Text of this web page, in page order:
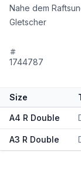
Nahe dem
Gletscher
1744787
Size
A4 R Double
A3 R Double